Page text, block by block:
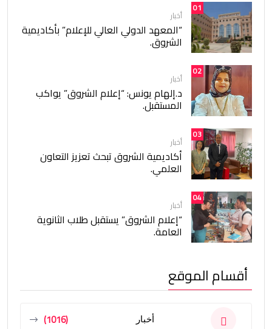
01
أخبار
“المعهد الدولي العالي للإعلام” بأكاديمية
الشروق.
02
أخبار
د.إلهام يونس: “إعلام الشروق” يواكب
المستقبل.
03
أخبار
أكاديمية الشروق تبحث تعزيز التعاون
العلمي.
04
أخبار
“إعلام الشروق” يستقبل طلاب الثانوية
العامة.
أقسام الموقع
أخبار (1016)